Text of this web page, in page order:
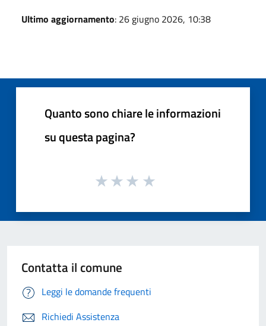
Ultimo aggiornamento: 26 giugno 2026, 10:38
Quanto sono chiare le informazioni
su questa pagina?
Contatta il comune
Leggi le domande frequenti
Richiedi Assistenza